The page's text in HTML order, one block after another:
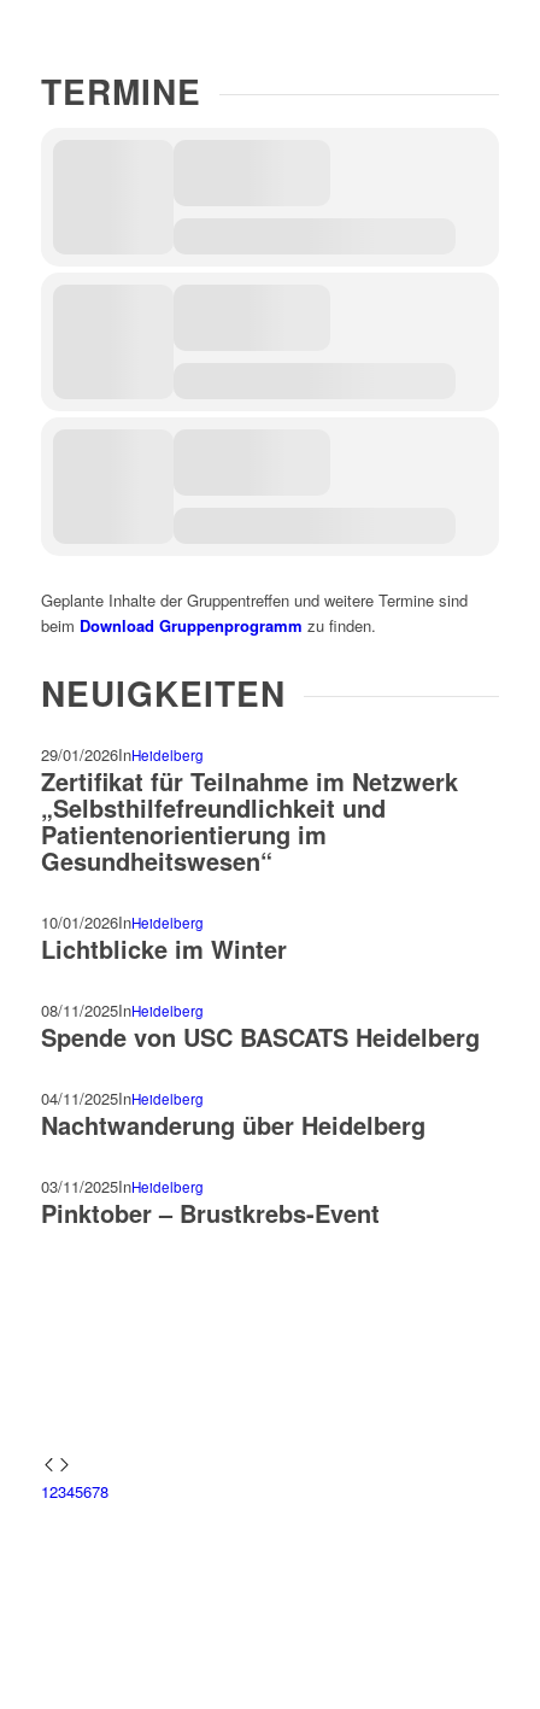
TERMINE
Geplante Inhalte der Gruppentreffen und weitere Termine sind
beim Download Gruppenprogramm zu finden.
NEUIGKEITEN
29/01/2026InHeidelberg
Zertifikat für Teilnahme im Netzwerk
„Selbsthilfefreundlichkeit und
Patientenorientierung im
Gesundheitswesen“
10/01/2026InHeidelberg
Lichtblicke im Winter
08/11/2025InHeidelberg
Spende von USC BASCATS Heidelberg
04/11/2025InHeidelberg
Nachtwanderung über Heidelberg
03/11/2025InHeidelberg
Pinktober – Brustkrebs-Event
12345678